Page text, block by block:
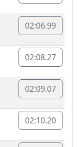
02:06.99
02:08.27
02:09.07
02:10.20